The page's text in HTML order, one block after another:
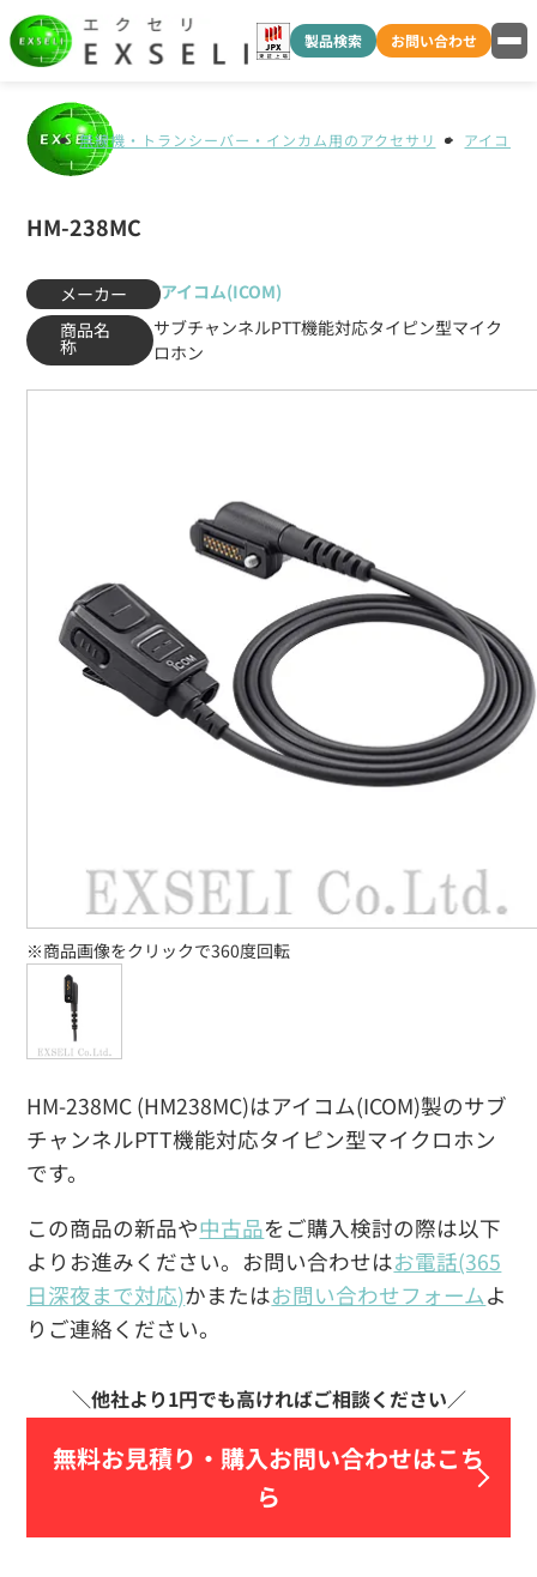
製品検索 お問い合わせ
無線機・トランシーバー・インカム用のアクセサリ アイコム
HM-238MC
メーカー
アイコム(ICOM)
商品名
称
サブチャンネルPTT機能対応タイピン型マイク
ロホン
HM-238MC (HM238MC)はアイコム(ICOM)製のサブ
チャンネルPTT機能対応タイピン型マイクロホン
です。
この商品の新品や中古品をご購入検討の際は以下
よりお進みください。お問い合わせはお電話(365
日深夜まで対応)かまたはお問い合わせフォームよ
りご連絡ください。
無料お見積り・ 購入お問い合わせはこち
ら
※商品画像をクリックで360度回転